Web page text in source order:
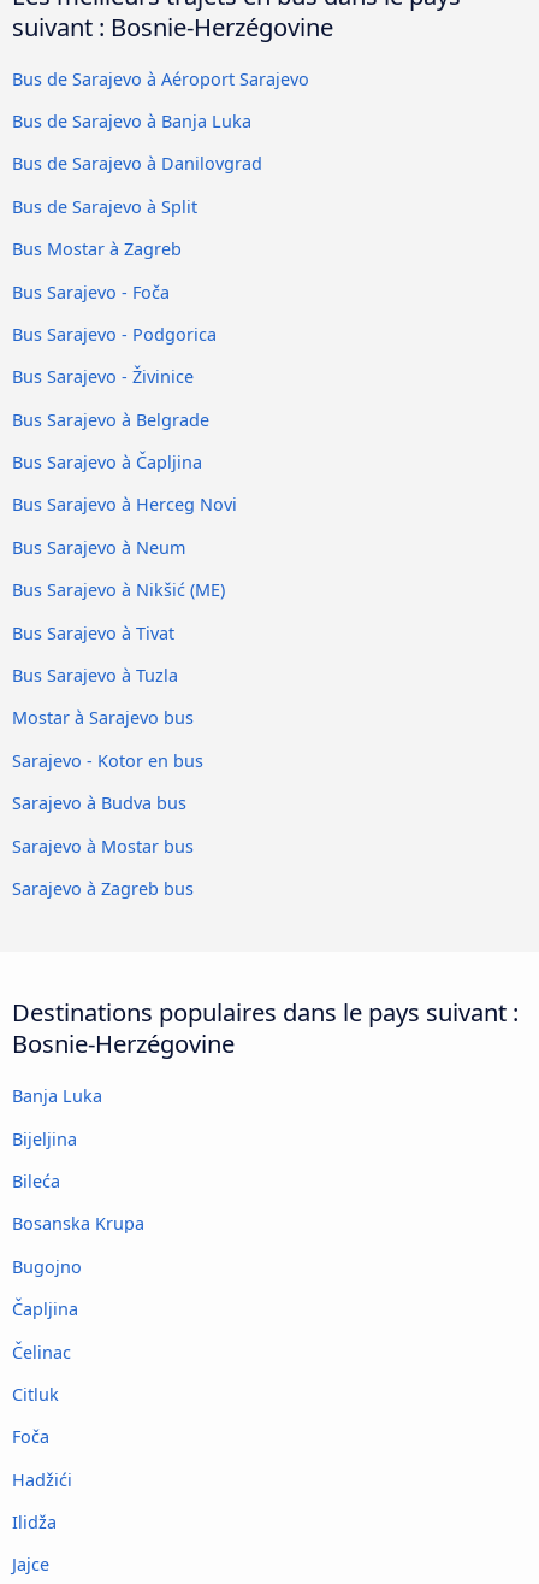
suivant : Bosnie-Herzégovine
Bus de Sarajevo à Aéroport Sarajevo
Bus de Sarajevo à Banja Luka
Bus de Sarajevo à Danilovgrad
Bus de Sarajevo à Split
Bus Mostar à Zagreb
Bus Sarajevo - Foča
Bus Sarajevo - Podgorica
Bus Sarajevo - Živinice
Bus Sarajevo à Belgrade
Bus Sarajevo à Čapljina
Bus Sarajevo à Herceg Novi
Bus Sarajevo à Neum
Bus Sarajevo à Nikšić (ME)
Bus Sarajevo à Tivat
Bus Sarajevo à Tuzla
Mostar à Sarajevo bus
Sarajevo - Kotor en bus
Sarajevo à Budva bus
Sarajevo à Mostar bus
Sarajevo à Zagreb bus
Destinations populaires dans le pays suivant :
Bosnie-Herzégovine
Banja Luka
Bijeljina
Bileća
Bosanska Krupa
Bugojno
Čapljina
Čelinac
Citluk
Foča
Hadžići
Ilidža
Jajce